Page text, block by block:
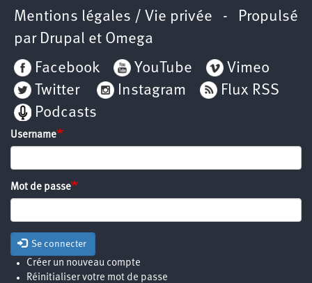
Mentions légales / Vie privée - Propulsé
par Drupal et Omega
Facebook
YouTube
Vimeo
Twitter
Instagram
Flux RSS
Podcasts
Username
Mot de passe
Se connecter
Créer un nouveau compte
Réinitialiser votre mot de passe